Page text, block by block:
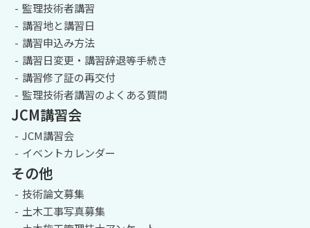
監理技術者講習
講習地と講習日
講習申込み方法
講習日変更・講習辞退等手続き
講習修了証の再交付
監理技術者講習のよくある質問
JCM講習会
JCM講習会
イベントカレンダー
その他
技術論文募集
土木工事写真募集